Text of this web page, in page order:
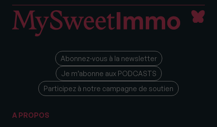
Abonnez-vous à la newsletter
Je m’abonne aux PODCASTS
Participez à notre campagne de soutien
A PROPOS